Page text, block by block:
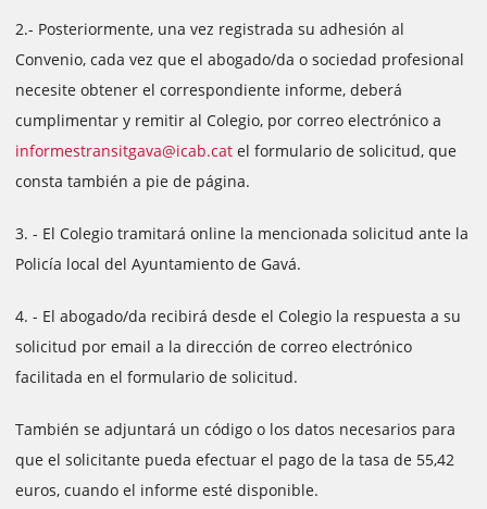
2.- Posteriormente, una vez registrada su adhesión al
Convenio, cada vez que el abogado/da o sociedad profesional
necesite obtener el correspondiente informe, deberá
cumplimentar y remitir al Colegio, por correo electrónico a
informestransitgava@icab.cat el formulario de solicitud, que
consta también a pie de página.
3. - El Colegio tramitará online la mencionada solicitud ante la
Policía local del Ayuntamiento de Gavá.
4. - El abogado/da recibirá desde el Colegio la respuesta a su
solicitud por email a la dirección de correo electrónico
facilitada en el formulario de solicitud.
También se adjuntará un código o los datos necesarios para
que el solicitante pueda efectuar el pago de la tasa de 55,42
euros, cuando el informe esté disponible.